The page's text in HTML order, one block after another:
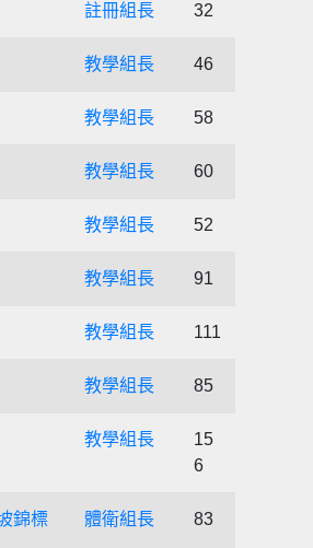
註冊組長 32
教學組長 46
教學組長 58
教學組長 60
教學組長 52
教學組長 91
教學組長 111
教學組長 85
教學組長
15
6
錦標
體衛組長 83